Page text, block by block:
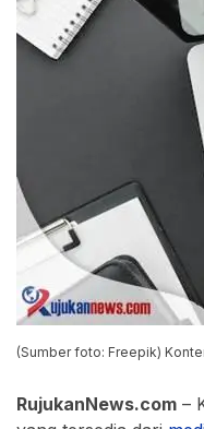
(Sumber foto: Freepik)
RujukanNews.com –